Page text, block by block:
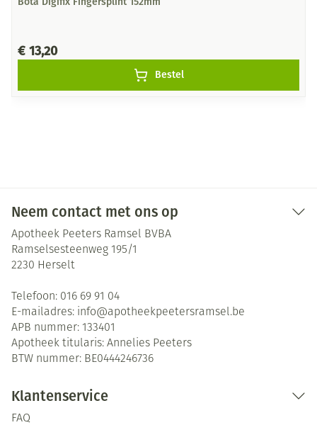
€ 13,20
Bestel
Neem contact met ons op
Apotheek Peeters Ramsel BVBA
Ramselsesteenweg 195/1
2230 Herselt
Telefoon: 016 69 91 04
E-mailadres: info@apotheekpeetersramsel.be
APB nummer: 133401
Apotheek titularis: Annelies Peeters
BTW nummer: BE0444246736
Klantenservice
FAQ